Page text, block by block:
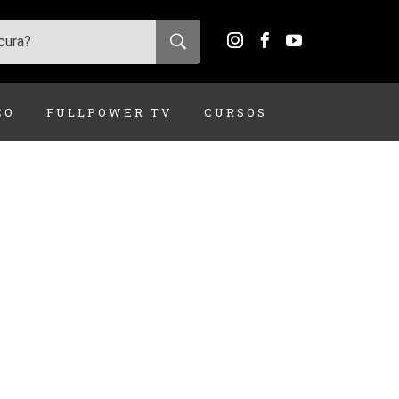
FULLPOWER TV CURSOS